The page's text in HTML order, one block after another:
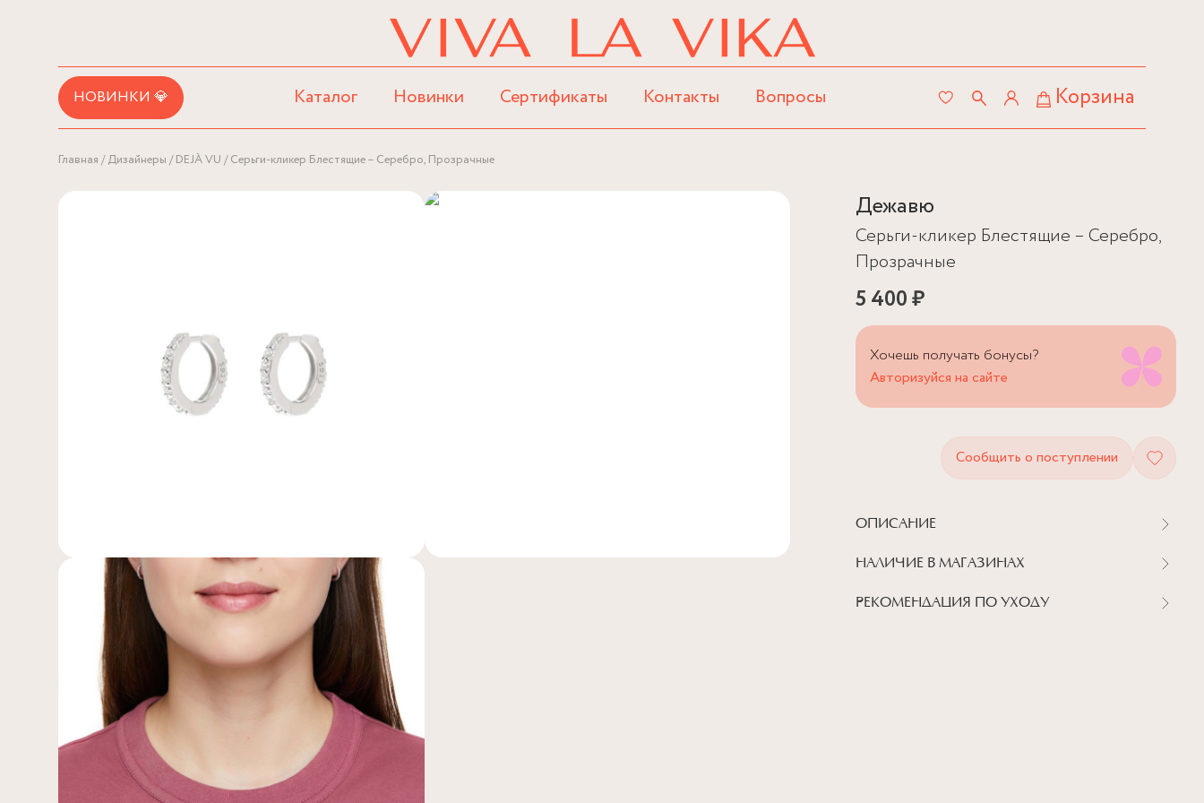
НОВИНКИ 💎 Каталог Новинки Сертификаты Контакты Вопросы Корзина
Главная Дизайнеры DEJÀ VU Серьги-кликер Блестящие – Серебро, Прозрачные
Дежавю
Серьги-кликер Блестящие – Серебро,
Прозрачные
5 400 ₽
Хочешь получать бонусы?
Авторизуйся на сайте
Сообщить о поступлении
ОПИСАНИЕ
НАЛИЧИЕ В МАГАЗИНАХ
РЕКОМЕНДАЦИЯ ПО УХОДУ